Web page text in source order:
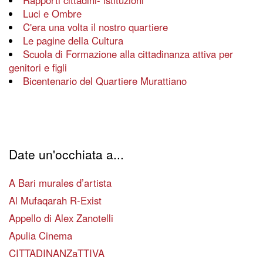
Luci e Ombre
C'era una volta il nostro quartiere
Le pagine della Cultura
Scuola di Formazione alla cittadinanza attiva per
genitori e figli
Bicentenario del Quartiere Murattiano
Date un'occhiata a...
A Bari murales d’artista
Al Mufaqarah R-Exist
Appello di Alex Zanotelli
Apulia Cinema
CITTADINANZaTTIVA